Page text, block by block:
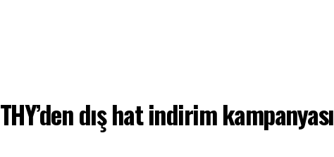
THY’den dış hat indirim kampanyası